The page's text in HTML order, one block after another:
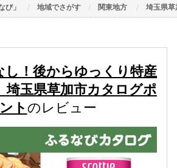
び」 地域でさがす 関東地方 埼玉県草
し！後からゆっくり特産
埼玉県草加市カタログポ
トのレビュー